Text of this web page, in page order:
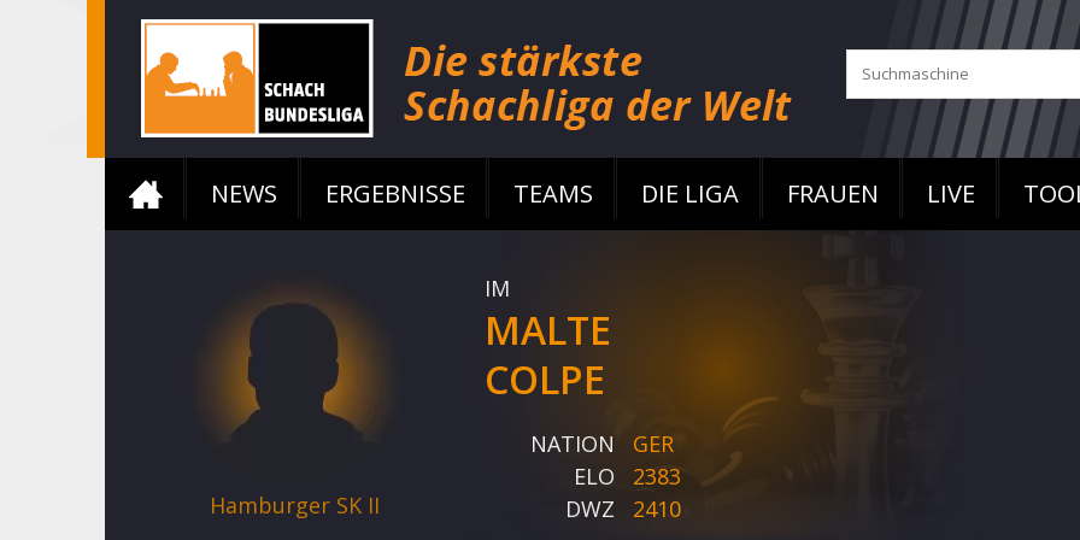
NEWS ERGEBNISSE TEAMS DIE LIGA FRAUEN LIVE
Hamburger SK II
IM
MALTE
COLPE
NATION
GER
ELO
2383
DWZ
2410